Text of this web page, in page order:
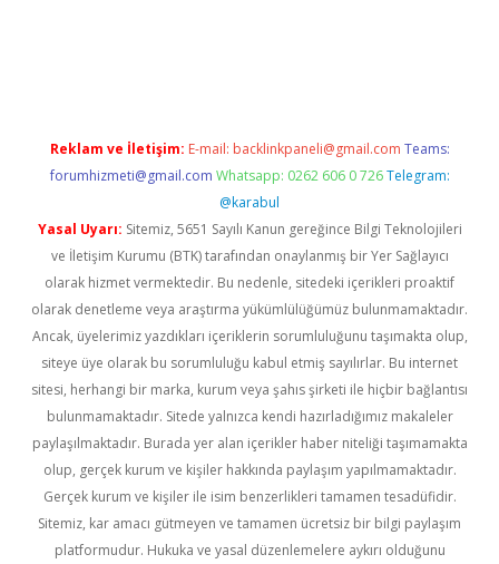
Reklam ve İletişim: E-mail: backlinkpaneli@gmail.com Teams:
forumhizmeti@gmail.com Whatsapp: 0262 606 0 726 Telegram:
@karabul
Yasal Uyarı: Sitemiz, 5651 Sayılı Kanun gereğince Bilgi Teknolojileri
ve İletişim Kurumu (BTK) tarafından onaylanmış bir Yer Sağlayıcı
olarak hizmet vermektedir. Bu nedenle, sitedeki içerikleri proaktif
olarak denetleme veya araştırma yükümlülüğümüz bulunmamaktadır.
Ancak, üyelerimiz yazdıkları içeriklerin sorumluluğunu taşımakta olup,
siteye üye olarak bu sorumluluğu kabul etmiş sayılırlar. Bu internet
sitesi, herhangi bir marka, kurum veya şahıs şirketi ile hiçbir bağlantısı
bulunmamaktadır. Sitede yalnızca kendi hazırladığımız makaleler
paylaşılmaktadır. Burada yer alan içerikler haber niteliği taşımamakta
olup, gerçek kurum ve kişiler hakkında paylaşım yapılmamaktadır.
Gerçek kurum ve kişiler ile isim benzerlikleri tamamen tesadüfidir.
Sitemiz, kar amacı gütmeyen ve tamamen ücretsiz bir bilgi paylaşım
platformudur. Hukuka ve yasal düzenlemelere aykırı olduğunu